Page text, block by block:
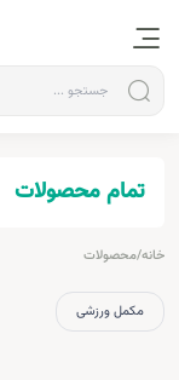
تمام محصولات
خانه/محصولات
مکمل ورزشی